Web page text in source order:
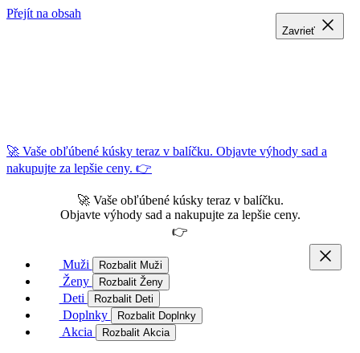
Přejít na obsah
🚀 Vaše obľúbené kúsky teraz v balíčku. Objavte výhody sad a
nakupujte za lepšie ceny. 👉
🚀 Vaše obľúbené kúsky teraz v balíčku.
Objavte výhody sad a nakupujte za lepšie ceny.
👉
Muži Rozbalit Muži
Ženy Rozbalit Ženy
Deti Rozbalit Deti
Doplnky Rozbalit Doplnky
Akcia Rozbalit Akcia
Zavrieť
Zavrieť
Zavrieť